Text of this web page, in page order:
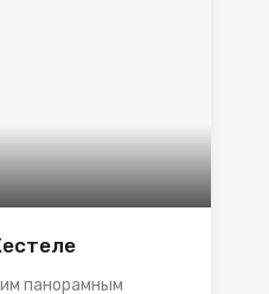
панорамным